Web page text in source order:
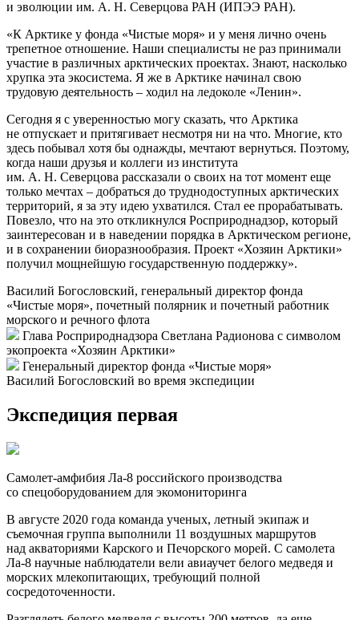
Экспедиция вторая
Команда
Экспедиция экопроекта «Хозяин Арктики»
На старте
Инициатором экологического проекта«Хозяин Арктики»
по авиаучету белого медведя и морских млекопитающих
в Арктической зоне России выступил Росприроднадзор
в лице руководителя службы Светланы Радионовой. Эта
масштабная программа реализовалась благодаря слаженной
работе нескольких профессиональных команд: проект
поддержала АНО «Центр «Арктические инициативы»,
организацию экспедиций взял на себя Международный
за научную часть – специалисты Института проблем экологии
и эволюции им. А. Н. Северцова РАН (ИПЭЭ РАН).
«К Арктике у фонда «Чистые моря» и у меня лично очень
трепетное отношение. Наши специалисты не раз принимали
участие в различных арктических проектах. Знают, насколько
хрупка эта экосистема. Я же в Арктике начинал свою
трудовую деятельность – ходил на ледоколе «Ленин».
Сегодня я с уверенностью могу сказать, что Арктика
здесь побывал хотя бы однажды, мечтают вернуться. Поэтому,
им. А. Н. Северцова рассказали о своих на тот момент еще
только мечтах – добраться до труднодоступных арктических
территорий, я за эту идею ухватился. Стал ее прорабатывать.
Повезло, что на это откликнулся Росприроднадзор, который
заинтересован и в наведении порядка в Арктическом регионе,
и в сохранении биоразнообразия. Проект «Хозяин Арктики»
получил мощнейшую государственную поддержку».
Василий Богословский, генеральный директор фонда
«Чистые моря», почетный полярник и почетный работник
морского и речного флота